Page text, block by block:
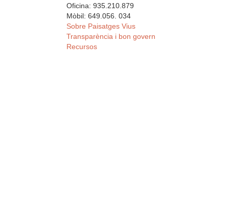
Oficina: 935.210.879
Mòbil: 649.056. 034
Sobre Paisatges Vius
Transparència i bon govern
Recursos